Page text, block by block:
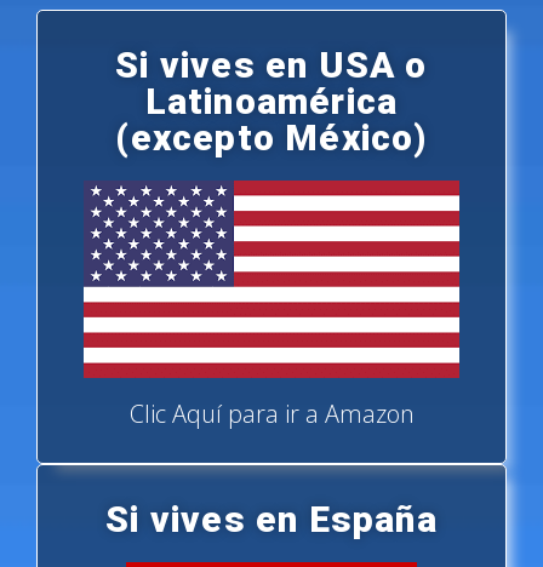
Si vives en USA o
Latinoamérica
(excepto México)
Clic Aquí para ir a Amazon
Si vives en España